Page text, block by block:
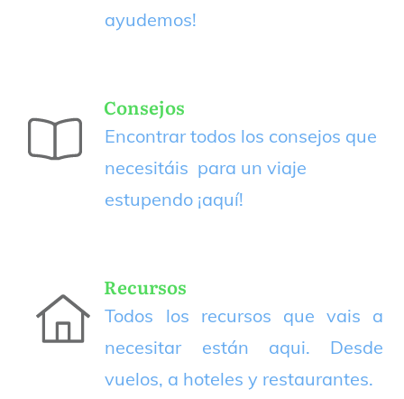
ayudemos!
Consejos
Encontrar todos los consejos que
necesitáis para un viaje
estupendo ¡aquí!
Recursos
Todos los recursos que vais a
necesitar están aqui. Desde
vuelos, a hoteles y restaurantes.